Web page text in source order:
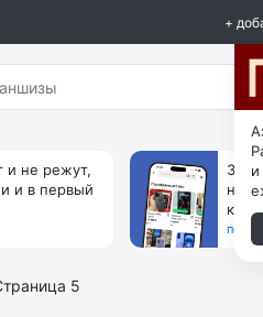
+
и не режут,
и в первый
За
ни
5